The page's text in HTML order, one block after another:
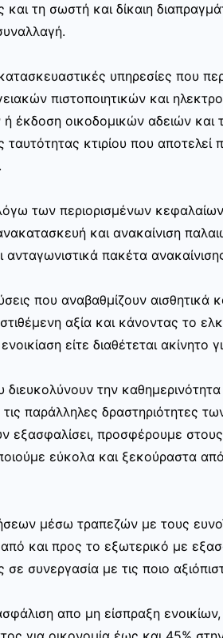
και τη σωστή και δίκαιη
υπηρεσίες που
πιστοποιητικών και
ή έκδοση οικοδομικών αδειών
κτιρίου που αποτελεί
των περιορισμένων
και ανακαίνιση
πακέτα
που αναβαθμίζουν αισθητικά
αξία και κάνοντας το
είτε διαθέτεται ακίνητο
διευκολύνουν την
παράλληλες δραστηριότητες
εξασφαλίσει, προσφέρουμε
εύκολα και ξεκούραστα
μέσω τραπεζών με τους
και προς το εξωτερικό με
συνεργασία με τις ποιο
απο μη είσπραξη ενοικίων,